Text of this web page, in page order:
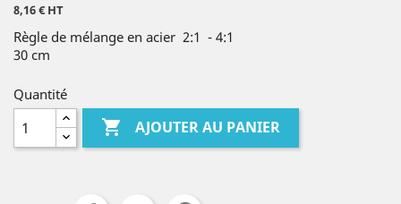
8,16 € HT
Règle de mélange en acier 2:1 - 4:1
30 cm
Quantité
 AJOUTER AU PANIER